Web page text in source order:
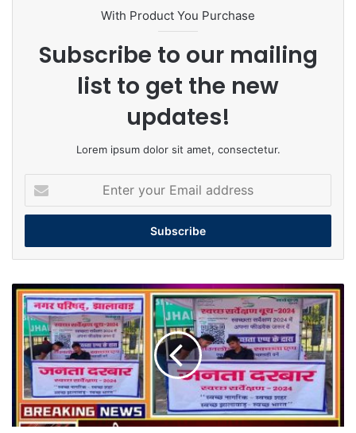
With Product You Purchase
Subscribe to our mailing
list to get the new
updates!
Lorem ipsum dolor sit amet, consectetur.
your
Email
नगर
परिषद
झालावाड़
द्वारा
जनता
दरबार
लगाया
गया